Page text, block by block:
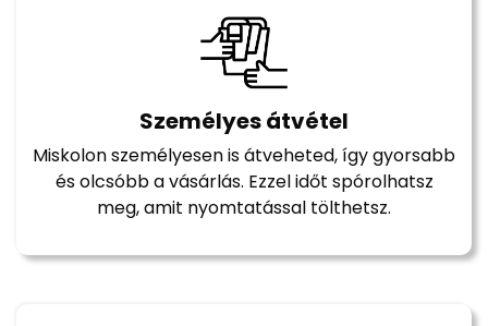
Személyes átvétel
Miskolon személyesen is átveheted, így gyorsabb
és olcsóbb a vásárlás. Ezzel időt spórolhatsz
meg, amit nyomtatással tölthetsz.